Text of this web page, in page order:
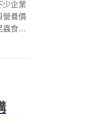
少企業
營養價
蟲食